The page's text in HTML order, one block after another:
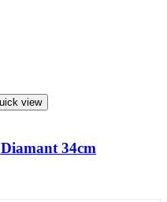
view
34cm